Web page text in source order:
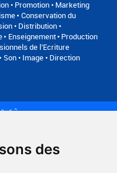
des
• Promotion • Marketing
Conservation du
• Distribution •
Enseignement Production
de l’Ecriture
Son • Image • Direction
?